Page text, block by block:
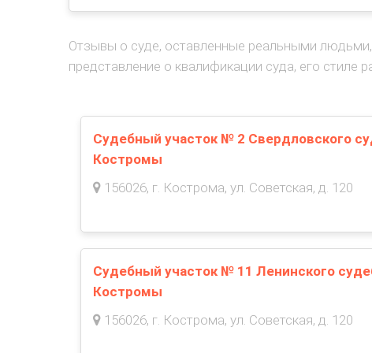
Отзывы о суде, оставленные реальными
представление о квалификации суда, его стиле
Судебный участок № 2 Свердловского
Костромы
156026, г. Кострома, ул. Советская, д. 120
Судебный участок № 11 Ленинского
Костромы
156026, г. Кострома, ул. Советская, д. 120